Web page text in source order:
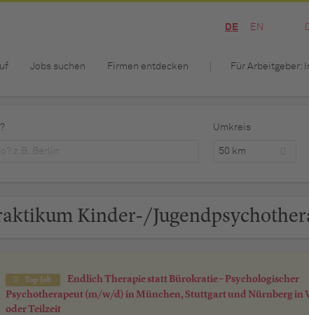
DE EN
Jobs suchen Firmen entdecken Für Arbeitgeber:
Umkreis
50 km
Kinder-/
Top Job
Endlich Therapie statt Bürokratie – Psychologischer
Psychotherapeut (m/w/d) in München, Stuttgart und Nürnberg in
oder Teilzeit